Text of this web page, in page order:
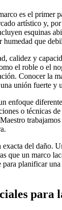
es el primer
artístico y,
esquinas
que
calidez y
el roble o el
Conocer la
unión fuerte y
enfoque
o técnicas
del daño.
que un marco
planificar
para